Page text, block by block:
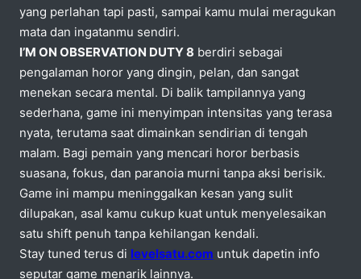
yang perlahan tapi pasti, sampai kamu mulai meragukan
mata dan ingatanmu sendiri.
I’M ON OBSERVATION DUTY 8 berdiri sebagai
pengalaman horor yang dingin, pelan, dan sangat
menekan secara mental. Di balik tampilannya yang
sederhana, game ini menyimpan intensitas yang terasa
nyata, terutama saat dimainkan sendirian di tengah
malam. Bagi pemain yang mencari horor berbasis
suasana, fokus, dan paranoia murni tanpa aksi berisik.
Game ini mampu meninggalkan kesan yang sulit
dilupakan, asal kamu cukup kuat untuk menyelesaikan
satu shift penuh tanpa kehilangan kendali.
Stay tuned terus di levelsatu.com untuk dapetin info
seputar game menarik lainnya.